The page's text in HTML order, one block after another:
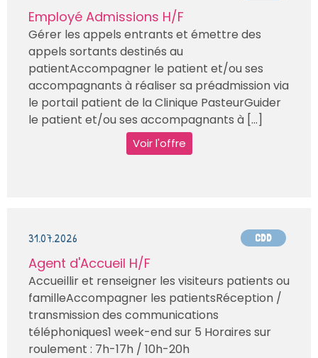
Employé Admissions H/F
Gérer les appels entrants et émettre des
appels sortants destinés au
patientAccompagner le patient et/ou ses
accompagnants à réaliser sa préadmission via
le portail patient de la Clinique PasteurGuider
le patient et/ou ses accompagnants à [...]
Voir l'offre
31.07.2026 CDD
Agent d'Accueil H/F
Accueillir et renseigner les visiteurs patients ou
familleAccompagner les patientsRéception /
transmission des communications
téléphoniques1 week-end sur 5 Horaires sur
roulement : 7h-17h / 10h-20h